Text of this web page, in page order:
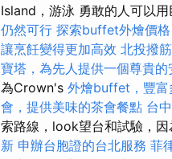
Island，游泳 勇敢的人可以
仍然可行 探索buffet外燴價
讓烹飪變得更加高效 北投撥
寶塔，為先人提供一個尊貴的
為Crown's 外燴buffet，豐富
會，提供美味的茶會餐點 台
索路線，look望台和試驗，
新 申辦台胞證的台北服務 菲